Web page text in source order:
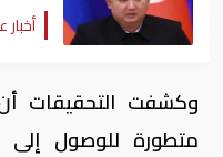
أخبار
وكشفت التحقيقات
متطورة للوصول